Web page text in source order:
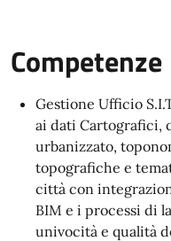
Competenze
Gestione Ufficio
ai dati Cartografici,
urbanizzato,
topografiche e
città con
BIM e i processi di
univocità e qualità